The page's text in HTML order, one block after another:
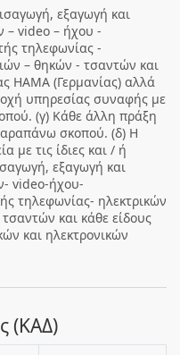
εξαγωγή και
– video – ήχου -
τηλεφωνίας -
– θηκών - τσαντών και
ΗΑΜΑ (Γερμανίας) αλλά
υπηρεσίας συναφής με
(γ) Κάθε άλλη πράξη
σκοπού. (δ) Η
με τις ίδιες και / ή
εξαγωγή και
video-ήχου-
τηλεφωνίας- ηλεκτρικών
και κάθε είδους
και ηλεκτρονικών
(ΚΑΔ)